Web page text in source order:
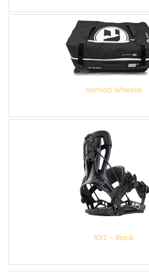
Nomad Wheelie
NX2 - Black